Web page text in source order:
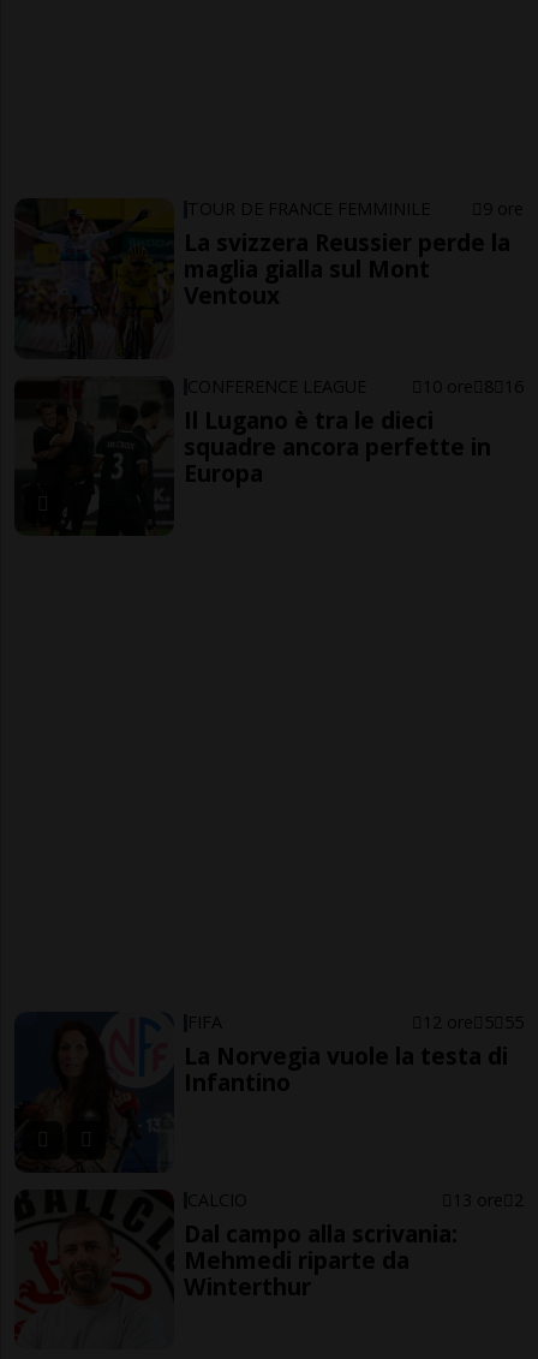
TOUR DE FRANCE FEMMINILE 9 ore
La svizzera Reussier perde la
maglia gialla sul Mont
Ventoux
CONFERENCE LEAGUE 10 ore 8 16
Il Lugano è tra le dieci
squadre ancora perfette in
Europa
FIFA 12 ore 5 55
La Norvegia vuole la testa di
Infantino
CALCIO 13 ore 2
Dal campo alla scrivania:
Mehmedi riparte da
Winterthur